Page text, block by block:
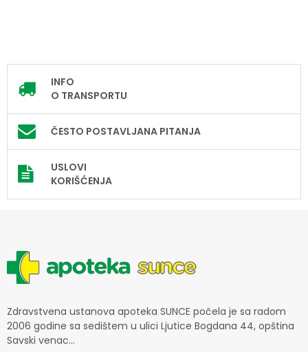
INFO
O TRANSPORTU
ČESTO POSTAVLJANA PITANJA
USLOVI
KORIŠĆENJA
Zdravstvena ustanova apoteka SUNCE počela je sa radom
2006 godine sa sedištem u ulici Ljutice Bogdana 44, opština
Savski venac...